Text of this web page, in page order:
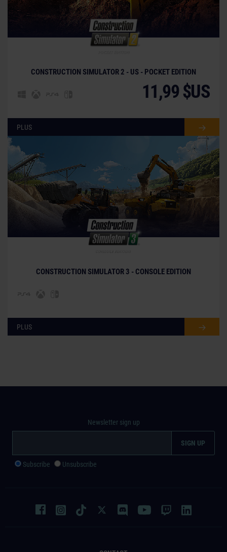
CONSTRUCTION SIMULATOR 2 - US - POCKET EDITION
11,99 $US
PLUS
© [Translate to French:]
CONSTRUCTION SIMULATOR 3 - CONSOLE EDITION
PLUS
Newsletter sign up
Subscribe Unsubscribe